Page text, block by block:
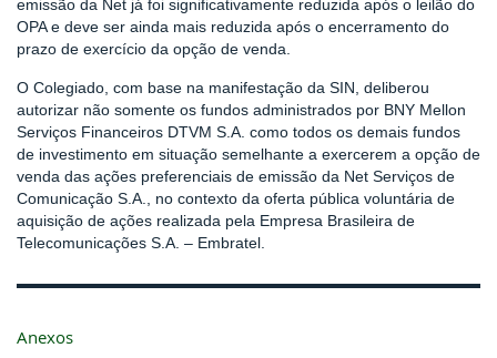
emissão da Net já foi significativamente reduzida após o leilão do
OPA e deve ser ainda mais reduzida após o encerramento do
prazo de exercício da opção de venda.
O Colegiado, com base na manifestação da SIN, deliberou
autorizar não somente os fundos administrados por BNY Mellon
Serviços Financeiros DTVM S.A. como todos os demais fundos
de investimento em situação semelhante a exercerem a opção de
venda das ações preferenciais de emissão da Net Serviços de
Comunicação S.A., no contexto da oferta pública voluntária de
aquisição de ações realizada pela Empresa Brasileira de
Telecomunicações S.A. – Embratel.
Anexos